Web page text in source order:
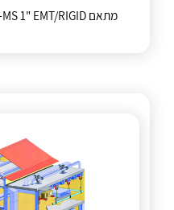
לכל מוצרי היצרן
מתאם AFI 292-MS 1" EMT/RIGID